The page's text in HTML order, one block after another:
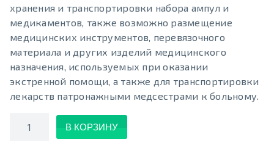
хранения и транспортировки набора ампул и
медикаментов, также возможно размещение
медицинских инструментов, перевязочного
материала и других изделий медицинского
назначения, используемых при оказании
экстренной помощи, а также для транспортировки
лекарств патронажными медсестрами к больному.
Количество
В КОРЗИНУ